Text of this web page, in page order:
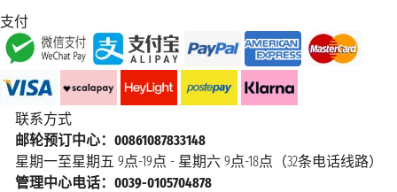
支付
联系方式
邮轮预订中心：00861087833148
星期一至星期五 9点-19点 - 星期六 9点-18点（32条电话线路）
管理中心电话：0039-0105704878